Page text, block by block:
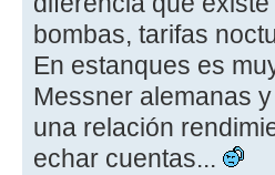
bombas, tarifas
En estanques es
Messner alemanas
una relación
echar cuentas...